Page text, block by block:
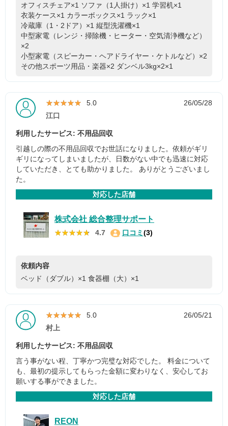
オフィスチェア×1 ソファ（1人掛け）×1 学習机×1
衣装ケース×1 カラーボックス×1 ラック×1
冷蔵庫（1・2ドア）×1 縦型洗濯機×1
中型家電（レンジ・掃除機・ヒーター・空気清浄機など）
×2
小型家電（スピーカー・ヘアドライヤー・ケトルなど）×2
その他スポーツ用品・楽器×2 ダンベル3kg×2×1
★★★★★
★★★★★ 5.0
26/05/28
江口
利用したサービス: 不用品回収
引越しの際の不用品回収でお世話になりました。依頼がギリ
ギリになってしまいましたが、日数がない中でも迅速に対応
していただき、とても助かりました。 ありがとうございまし
た。
対応した店舗
株式会社 総合整理サポート
★★★★★
★★★★★ 4.7 口コミ (3)
依頼内容
ベッド（ダブル）×1 食器棚（大）×1
★★★★★
★★★★★ 5.0
26/05/21
村上
利用したサービス: 不用品回収
言う事がない程、丁寧かつ完璧な対応でした。 料金について
も、最初の提示してもらった金額に変わりなく、安心してお
願いする事ができました。
対応した店舗
REON